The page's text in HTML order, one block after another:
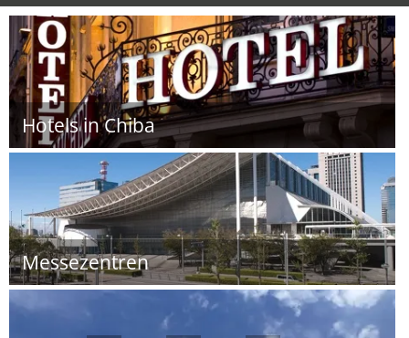
Hotels in Chiba
Messezentren